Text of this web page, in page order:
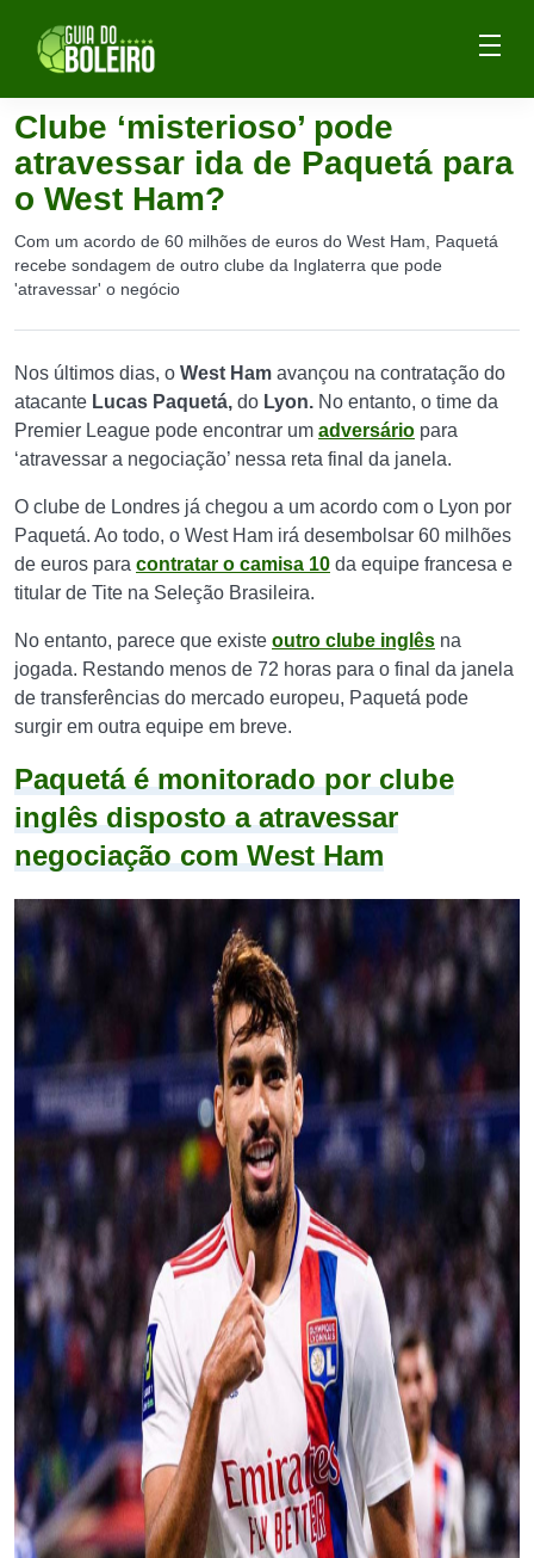
Clube ‘misterioso’ pode
atravessar ida de Paquetá para
o West Ham?
Com um acordo de 60 milhões de euros do West Ham, Paquetá
recebe sondagem de outro clube da Inglaterra que pode
'atravessar' o negócio
Nos últimos dias, o West Ham avançou na contratação do
atacante Lucas Paquetá, do Lyon. No entanto, o time da
Premier League pode encontrar um adversário para
‘atravessar a negociação’ nessa reta final da janela.
O clube de Londres já chegou a um acordo com o Lyon por
Paquetá. Ao todo, o West Ham irá desembolsar 60 milhões
de euros para contratar o camisa 10 da equipe francesa e
titular de Tite na Seleção Brasileira.
No entanto, parece que existe outro clube inglês na
jogada. Restando menos de 72 horas para o final da janela
de transferências do mercado europeu, Paquetá pode
surgir em outra equipe em breve.
Paquetá é monitorado por clube
inglês disposto a atravessar
negociação com West Ham